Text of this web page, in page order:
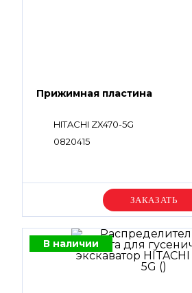
Прижимная пластина
HITACHI ZX470-5G
0820415
Уточняйте цену
В наличии